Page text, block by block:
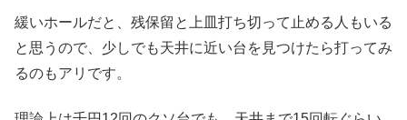
緩いホールだと、残保留と上皿打ち切って止める人もいる
と思うので、少しでも天井に近い台を見つけたら打ってみ
るのもアリです。